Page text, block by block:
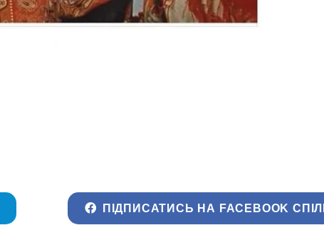
ПІДПИСАТИСЬ НА FACEBOOK